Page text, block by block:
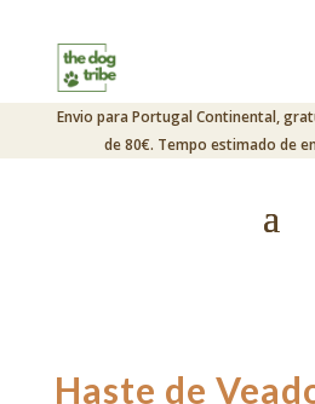
Envio para Portugal Continental,
de 80€. Tempo estimado de
Haste de